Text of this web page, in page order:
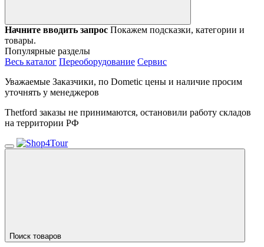
Начните вводить запрос Покажем подсказки, категории и
товары.
Популярные разделы
Весь каталог Переоборудование Сервис
Уважаемые Заказчики, по Dometic цены и наличие просим
уточнять у менеджеров
Thetford заказы не принимаются, остановили работу складов
на территории РФ
Поиск товаров